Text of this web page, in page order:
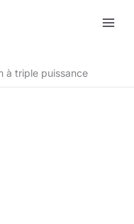
à triple puissance